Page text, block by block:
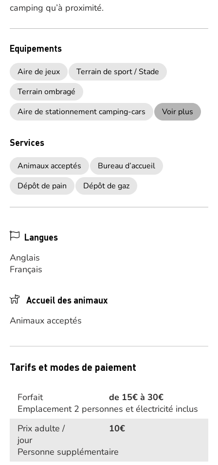
camping qu’à proximité.
Equipements
Aire de jeux
Terrain de sport / Stade
Terrain ombragé
Aire de stationnement camping-cars
Voir plus
Services
Animaux acceptés
Bureau d’accueil
Dépôt de pain
Dépôt de gaz
Langues
Anglais
Français
Accueil des animaux
Animaux acceptés
Tarifs et modes de paiement
Forfait
de 15€ à 30€
Emplacement 2 personnes et électricité inclus
Prix adulte /
jour
10€
Personne supplémentaire